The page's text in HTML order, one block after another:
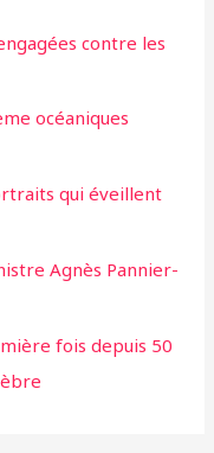
contre les
océaniques
qui éveillent
Agnès Pannier-
fois depuis 50